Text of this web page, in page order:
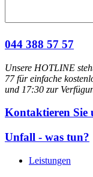
044 388 57 57
Unsere HOTLINE
77 für einfache
und 17:30 zur
Kontaktieren Sie
Unfall - was tun?
Leistungen